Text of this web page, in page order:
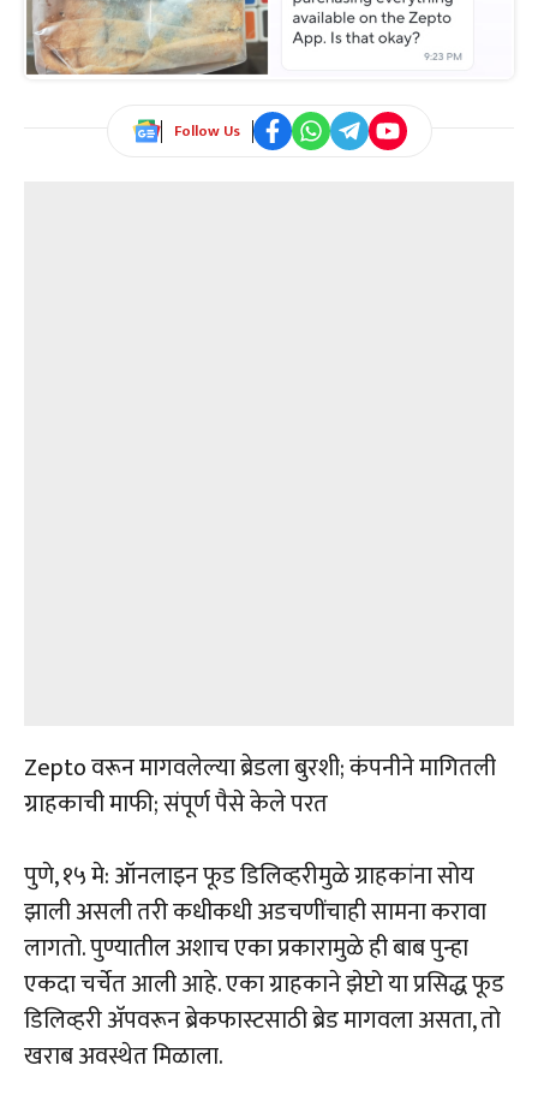
Follow Us
Zepto वरून मागवलेल्या ब्रेडला बुरशी; कंपनीने मागितली
ग्राहकाची माफी; संपूर्ण पैसे केले परत
पुणे, १५ मे: ऑनलाइन फूड डिलिव्हरीमुळे ग्राहकांना सोय
झाली असली तरी कधीकधी अडचणींचाही सामना करावा
लागतो. पुण्यातील अशाच एका प्रकारामुळे ही बाब पुन्हा
एकदा चर्चेत आली आहे. एका ग्राहकाने झेप्टो या प्रसिद्ध फूड
डिलिव्हरी अ‍ॅपवरून ब्रेकफास्टसाठी ब्रेड मागवला असता, तो
खराब अवस्थेत मिळाला.